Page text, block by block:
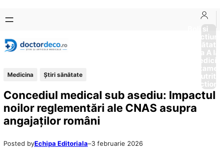
conținut
content
Boli si
Afectiuni
Sănătate
de la A
Medicina Ştiri sănătate
Concediul medical sub asediu: Impactul
noilor reglementări ale CNAS asupra
angajaților români
Posted byEchipa Editoriala–3 februarie 2026